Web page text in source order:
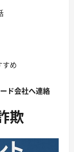
すめ
ド会社へ連絡
欺